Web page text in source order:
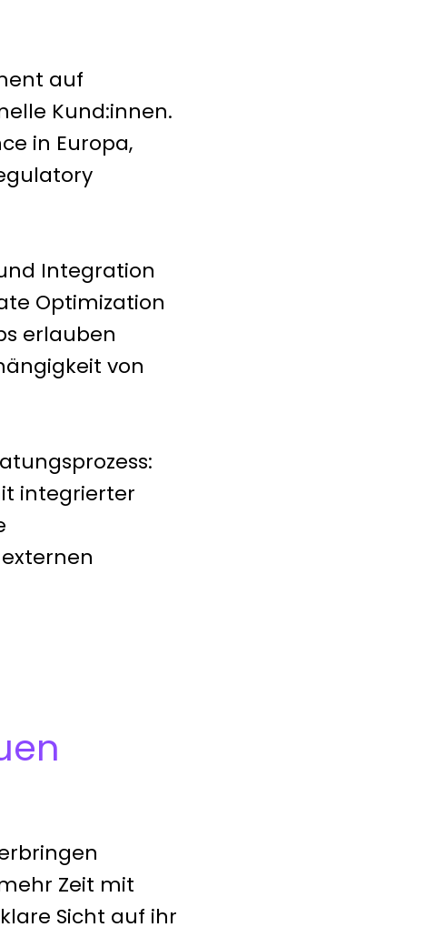
auf
Kund:innen.
in Europa,
Integration
Optimization
erlauben
von
integrierter
Zeit mit
Sicht auf ihr